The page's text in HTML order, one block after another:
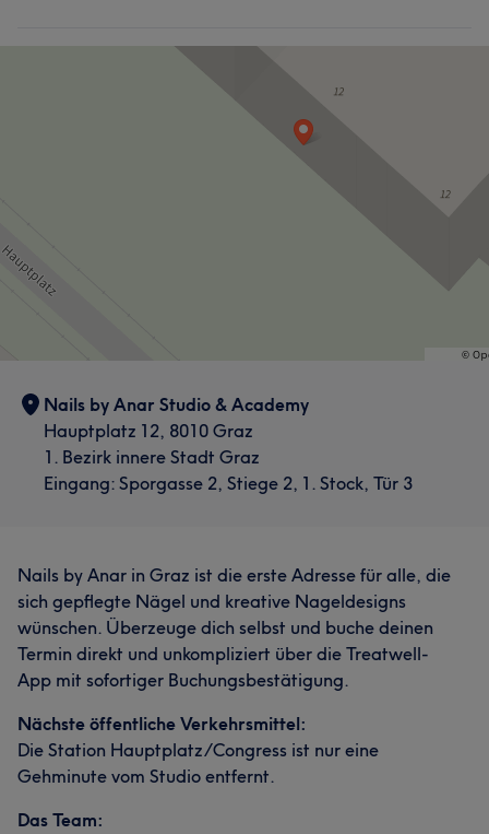
Nails by Anar Studio & Academy
Hauptplatz 12, 8010 Graz
1. Bezirk innere Stadt Graz
Eingang: Sporgasse 2, Stiege 2, 1. Stock, Tür 3
Nails by Anar in Graz ist die erste Adresse für alle, die
sich gepflegte Nägel und kreative Nageldesigns
wünschen. Überzeuge dich selbst und buche deinen
Termin direkt und unkompliziert über die Treatwell-
App mit sofortiger Buchungsbestätigung.
Nächste öffentliche Verkehrsmittel:
Die Station Hauptplatz/Congress ist nur eine
Gehminute vom Studio entfernt.
Das Team: